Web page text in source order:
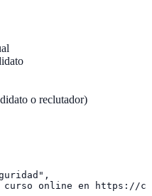
o reclutador)
online en https://